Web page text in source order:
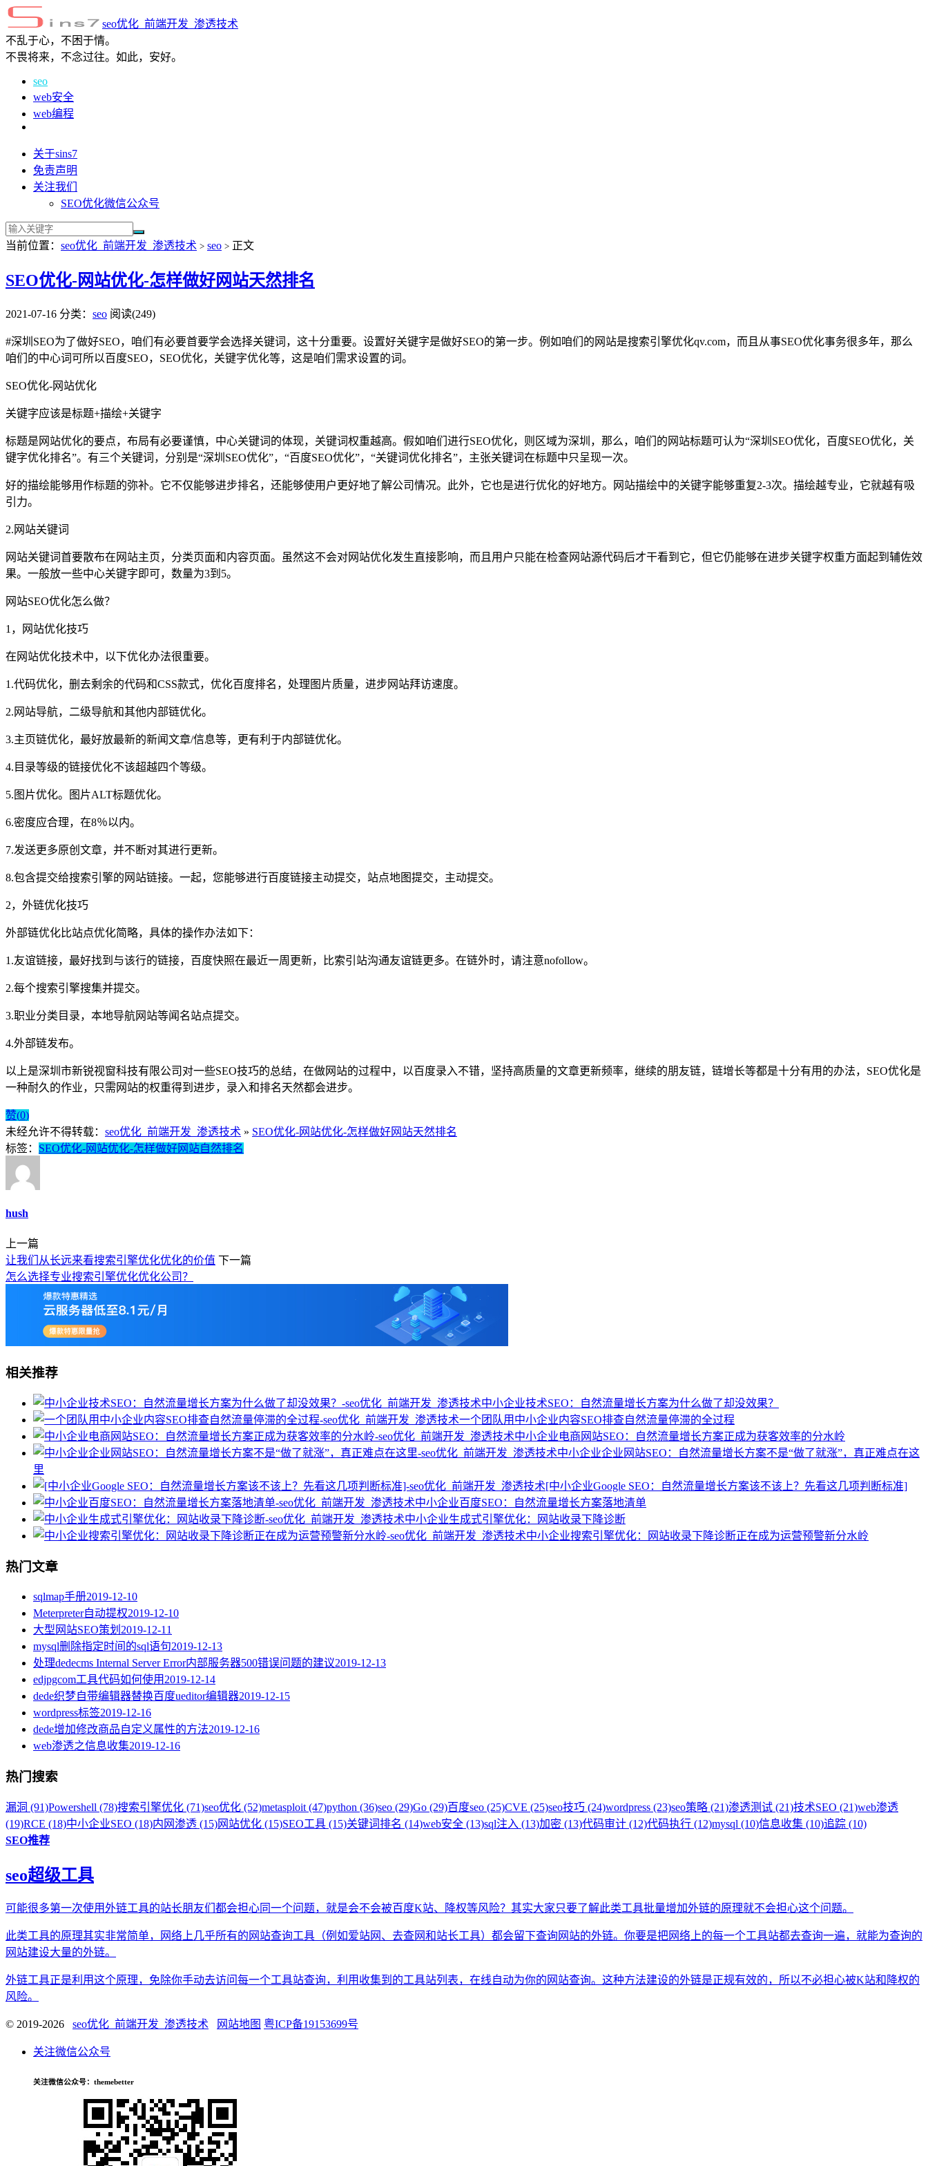
seo优化_前端开发_渗透技术
不乱于心，不困于情。
不畏将来，不念过往。如此，安好。
seo
web安全
web编程
关于sins7
免责声明
关注我们
SEO优化微信公众号
当前位置： seo优化_前端开发_渗透技术 > seo > 正文
SEO优化-网站优化-怎样做好网站天然排名
2021-07-16 分类： seo 阅读(249)
#深圳SEO为了做好SEO，咱们有必要首要学会选择关键词，这十分重要。设置好关键字是做好SEO的第一步。例如咱们的网站是搜索引擎优化qv.com，而且从事SEO优化事务很多年，那么
咱们的中心词可所以百度SEO，SEO优化，关键字优化等，这是咱们需求设置的词。
SEO优化-网站优化
关键字应该是标题+描绘+关键字
标题是网站优化的要点，布局有必要谨慎，中心关键词的体现，关键词权重越高。假如咱们进行SEO优化，则区域为深圳，那么，咱们的网站标题可认为“深圳SEO优化，百度SEO优化，关
键字优化排名”。有三个关键词，分别是“深圳SEO优化”，“百度SEO优化”，“关键词优化排名”，主张关键词在标题中只呈现一次。
好的描绘能够用作标题的弥补。它不仅能够进步排名，还能够使用户更好地了解公司情况。此外，它也是进行优化的好地方。网站描绘中的关键字能够重复2-3次。描绘越专业，它就越有吸
引力。
2.网站关键词
网站关键词首要散布在网站主页，分类页面和内容页面。虽然这不会对网站优化发生直接影响，而且用户只能在检查网站源代码后才干看到它，但它仍能够在进步关键字权重方面起到辅佐效
果。一般放一些中心关键字即可，数量为3到5。
网站SEO优化怎么做？
1，网站优化技巧
在网站优化技术中，以下优化办法很重要。
1.代码优化，删去剩余的代码和CSS款式，优化百度排名，处理图片质量，进步网站拜访速度。
2.网站导航，二级导航和其他内部链优化。
3.主页链优化，最好放最新的新闻文章/信息等，更有利于内部链优化。
4.目录等级的链接优化不该超越四个等级。
5.图片优化。图片ALT标题优化。
6.密度应合理，在8％以内。
7.发送更多原创文章，并不断对其进行更新。
8.包含提交给搜索引擎的网站链接。一起，您能够进行百度链接主动提交，站点地图提交，主动提交。
2，外链优化技巧
外部链优化比站点优化简略，具体的操作办法如下：
1.友谊链接，最好找到与该行的链接，百度快照在最近一周更新，比索引站沟通友谊链更多。在链外时，请注意nofollow。
2.每个搜索引擎搜集并提交。
3.职业分类目录，本地导航网站等闻名站点提交。
4.外部链发布。
以上是深圳市新锐视窗科技有限公司对一些SEO技巧的总结，在做网站的过程中，以百度录入不错，坚持高质量的文章更新频率，继续的朋友链，链增长等都是十分有用的办法，SEO优化是
一种耐久的作业，只需网站的权重得到进步，录入和排名天然都会进步。
赞(0)
未经允许不得转载： seo优化_前端开发_渗透技术 » SEO优化-网站优化-怎样做好网站天然排名
标签： SEO优化-网站优化-怎样做好网站自然排名
hush
上一篇
让我们从长远来看搜索引擎优化优化的价值 下一篇
怎么选择专业搜索引擎优化优化公司？
相关推荐
中小企业技术SEO：自然流量增长方案为什么做了却没效果？
一个团队用中小企业内容SEO排查自然流量停滞的全过程
中小企业电商网站SEO：自然流量增长方案正成为获客效率的分水岭
中小企业企业网站SEO：自然流量增长方案不是“做了就涨”，真正难点在这
里
[中小企业Google SEO：自然流量增长方案该不该上？先看这几项判断标准]
中小企业百度SEO：自然流量增长方案落地清单
中小企业生成式引擎优化：网站收录下降诊断
中小企业搜索引擎优化：网站收录下降诊断正在成为运营预警新分水岭
热门文章
sqlmap手册2019-12-10
Meterpreter自动提权2019-12-10
大型网站SEO策划 2019-12-11
mysql删除指定时间的sql语句2019-12-13
处理dedecms Internal Server Error内部服务器500错误问题的建议2019-12-13
edjpgcom工具代码如何使用 2019-12-14
dede织梦自带编辑器替换百度ueditor编辑器2019-12-15
wordpress标签2019-12-16
dede增加修改商品自定义属性的方法2019-12-16
web渗透之信息收集2019-12-16
热门搜索
漏洞 (91)Powershell (78)搜索引擎优化 (71)seo优化 (52)metasploit (47)python (36)seo (29)Go (29)百度seo (25)CVE (25)seo技巧 (24)wordpress (23)seo策略 (21)渗透测试 (21)技术SEO (21)web渗透
(19)RCE (18)中小企业SEO (18)内网渗透 (15)网站优化 (15)SEO工具 (15)关键词排名 (14)web安全 (13)sql注入 (13)加密 (13)代码审计 (12)代码执行 (12)mysql (10)信息收集 (10)追踪 (10)
SEO推荐
seo超级工具
可能很多第一次使用外链工具的站长朋友们都会担心同一个问题，就是会不会被百度K站、降权等风险？其实大家只要了解此类工具批量增加外链的原理就不会担心这个问题。
此类工具的原理其实非常简单，网络上几乎所有的网站查询工具（例如爱站网、去查网和站长工具）都会留下查询网站的外链。你要是把网络上的每一个工具站都去查询一遍，就能为查询的
网站建设大量的外链。
外链工具正是利用这个原理，免除你手动去访问每一个工具站查询，利用收集到的工具站列表，在线自动为你的网站查询。这种方法建设的外链是正规有效的，所以不必担心被K站和降权的
风险。
© 2019-2026 seo优化_前端开发_渗透技术 网站地图 粤ICP备19153699号
关注微信公众号
关注微信公众号：themebetter